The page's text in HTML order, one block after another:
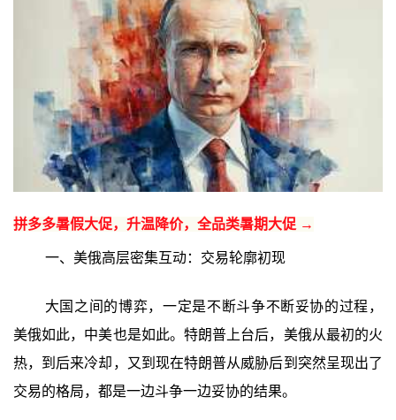
拼多多暑假大促，升温降价，全品类暑期大促 →
一、美俄高层密集互动：交易轮廓初现
大国之间的博弈，一定是不断斗争不断妥协的过程，
美俄如此，中美也是如此。特朗普上台后，美俄从最初的火
热，到后来冷却，又到现在特朗普从威胁后到突然呈现出了
交易的格局，都是一边斗争一边妥协的结果。